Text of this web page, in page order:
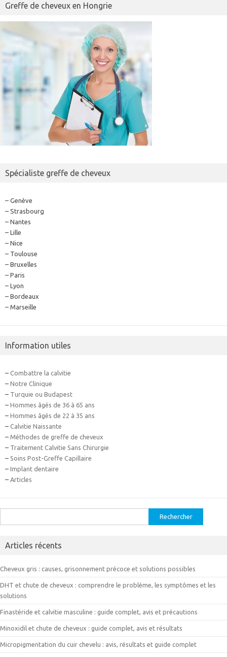
Greffe de cheveux en Hongrie
Spécialiste greffe de cheveux
– Genève
– Strasbourg
– Nantes
– Lille
– Nice
– Toulouse
– Bruxelles
– Paris
– Lyon
– Bordeaux
– Marseille
Information utiles
– Combattre la calvitie
– Notre Clinique
– Turquie ou Budapest
– Hommes âgés de 36 à 65 ans
– Hommes âgés de 22 à 35 ans
– Calvitie Naissante
– Méthodes de greffe de cheveux
– Traitement Calvitie Sans Chirurgie
– Soins Post-Greffe Capillaire
– Implant dentaire
– Articles
Articles récents
Cheveux gris : causes, grisonnement précoce et solutions possibles
DHT et chute de cheveux : comprendre le problème, les symptômes et les
solutions
Finastéride et calvitie masculine : guide complet, avis et précautions
Minoxidil et chute de cheveux : guide complet, avis et résultats
Micropigmentation du cuir chevelu : avis, résultats et guide complet